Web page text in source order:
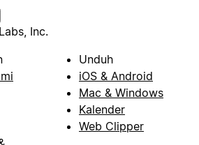
Inc.
Unduh
iOS & Android
Mac & Windows
Kalender
Web Clipper